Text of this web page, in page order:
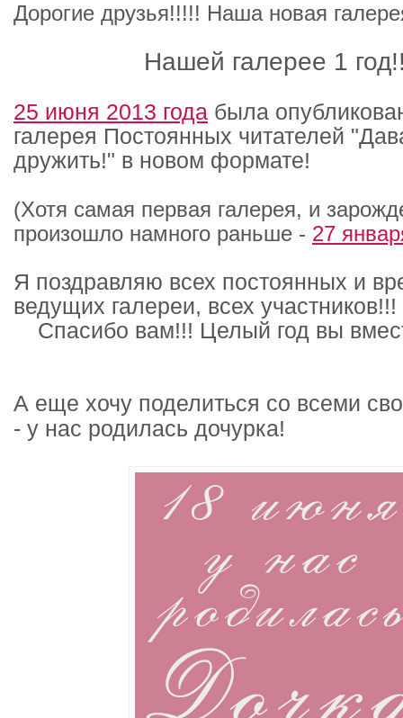
Дорогие друзья!!!!! Наша новая
Нашей галерее 1
25 июня 2013 года была
галерея Постоянных читателей
дружить!" в новом формате!
(Хотя самая первая галерея, и
произошло намного раньше - 27
Я поздравляю всех постоянных и
ведущих галереи, всех участников!!!
Спасибо вам!!! Целый год вы
А еще хочу поделиться со всеми
- у нас родилась дочурка!